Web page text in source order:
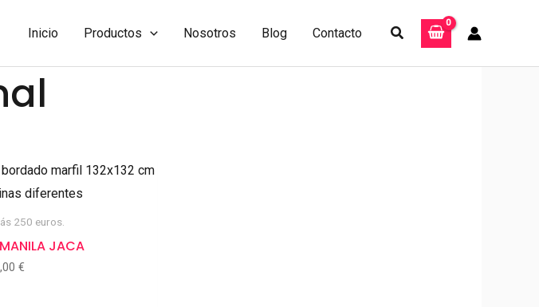
Inicio Productos Nosotros Blog Contacto Buscar
250 euros.
JACA
€